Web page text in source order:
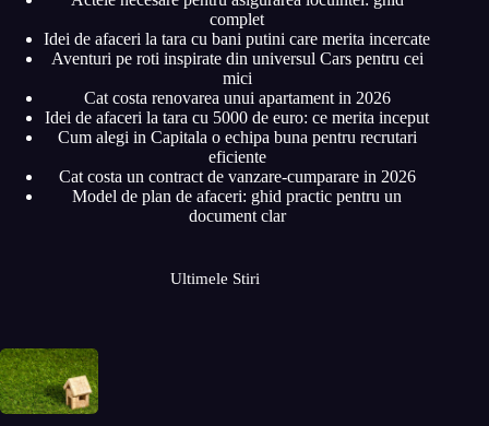
complet
Idei de afaceri la tara cu bani putini care merita incercate
Aventuri pe roti inspirate din universul Cars pentru cei
mici
Cat costa renovarea unui apartament in 2026
Idei de afaceri la tara cu 5000 de euro: ce merita inceput
Cum alegi in Capitala o echipa buna pentru recrutari
eficiente
Cat costa un contract de vanzare-cumparare in 2026
Model de plan de afaceri: ghid practic pentru un
document clar
Ultimele Stiri